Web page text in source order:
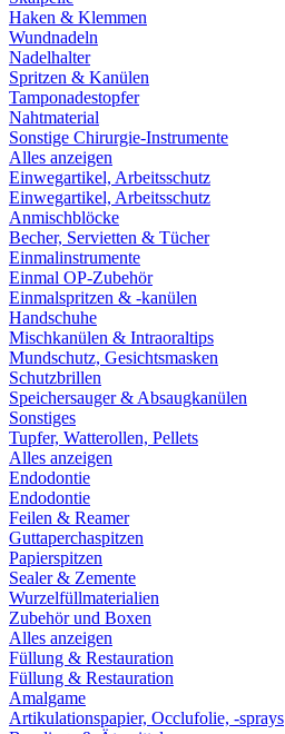
Haken & Klemmen
Wundnadeln
Nadelhalter
Spritzen & Kanülen
Tamponadestopfer
Nahtmaterial
Sonstige Chirurgie-Instrumente
Alles anzeigen
Einwegartikel, Arbeitsschutz
Einwegartikel, Arbeitsschutz
Anmischblöcke
Becher, Servietten & Tücher
Einmalinstrumente
Einmal OP-Zubehör
Einmalspritzen & -kanülen
Handschuhe
Mischkanülen & Intraoraltips
Mundschutz, Gesichtsmasken
Schutzbrillen
Speichersauger & Absaugkanülen
Sonstiges
Tupfer, Watterollen, Pellets
Alles anzeigen
Endodontie
Endodontie
Feilen & Reamer
Guttaperchaspitzen
Papierspitzen
Sealer & Zemente
Wurzelfüllmaterialien
Zubehör und Boxen
Alles anzeigen
Füllung & Restauration
Füllung & Restauration
Amalgame
Artikulationspapier, Occlufolie, -sprays